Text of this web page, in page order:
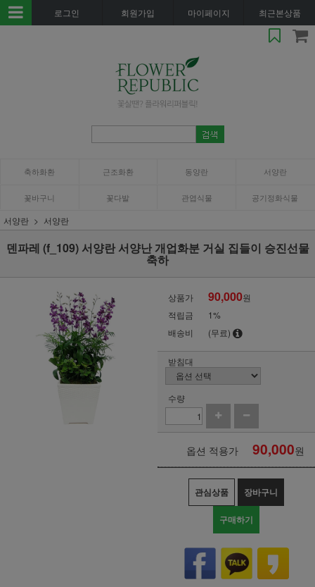
로그인 회원가입 마이페이지 최근본상품
축하화환 근조화환 동양란 서양란
꽃바구니 꽃다발 관엽식물 공기정화식물
서양란 서양란
덴파레 (f_109) 서양란 서양난 개업화분 거실 집들이 승진선물
축하
상품가 90,000원
적립금
1%
배송비
(무료)
받침대
수량
옵션 적용가 90,000원
관심상품 장바구니
구매하기